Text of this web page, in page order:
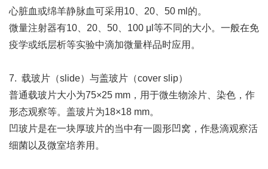
心脏血或绵羊静脉血可采用10、20、50 ml的。
微量注射器有10、20、50、100 μl等不同的大小。一般在免
疫学或纸层析等实验中滴加微量样品时应用。
7. 载玻片（slide）与盖玻片（cover slip）
普通载玻片大小为75×25 mm，用于微生物涂片、染色，作
形态观察等。盖玻片为18×18 mm。
凹玻片是在一块厚玻片的当中有一圆形凹窝，作悬滴观察活
细菌以及微室培养用。